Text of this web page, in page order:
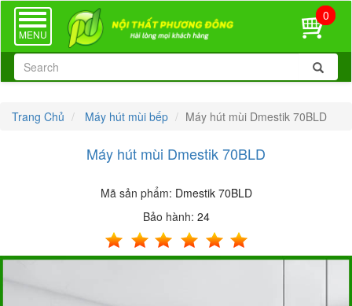
TOGGLE
NAVIGATION
MENU
0
Trang Chủ Máy hút mùi bếp Máy hút mùi Dmestik 70BLD
Máy hút mùi Dmestik 70BLD
Mã sản phẩm: Dmestik 70BLD
Bảo hành: 24